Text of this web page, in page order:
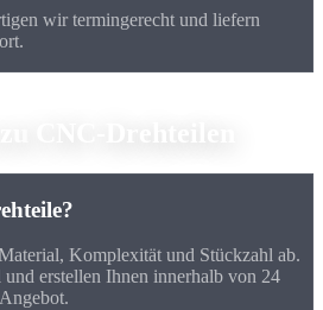
wir termingerecht und liefern
Komplexität und Stückzahl ab.
erstellen Ihnen innerhalb von 24